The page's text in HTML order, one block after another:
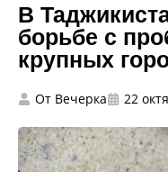
В
борьбе с
крупных
От Вечерка 22